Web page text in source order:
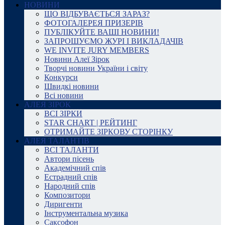
НОВИНИ
ЩО ВІДБУВАЄТЬСЯ ЗАРАЗ?
ФОТОГАЛЕРЕЯ ПРИЗЕРІВ
ПУБЛІКУЙТЕ ВАШІ НОВИНИ!
ЗАПРОШУЄМО ЖУРІ І ВИКЛАДАЧІВ
WE INVITE JURY MEMBERS
Новини Алеї Зірок
Творчі новини України і світу
Конкурси
Швидкі новини
Всі новини
АЛЕЯ ЗІРОК
ВСІ ЗІРКИ
STAR CHART | РЕЙТИНГ
ОТРИМАЙТЕ ЗІРКОВУ СТОРІНКУ
АЛЕЯ ТАЛАНТІВ
ВСІ ТАЛАНТИ
Автори пісень
Академічний спів
Естрадний спів
Народний спів
Композитори
Диригенти
Інструментальна музика
Саксофон